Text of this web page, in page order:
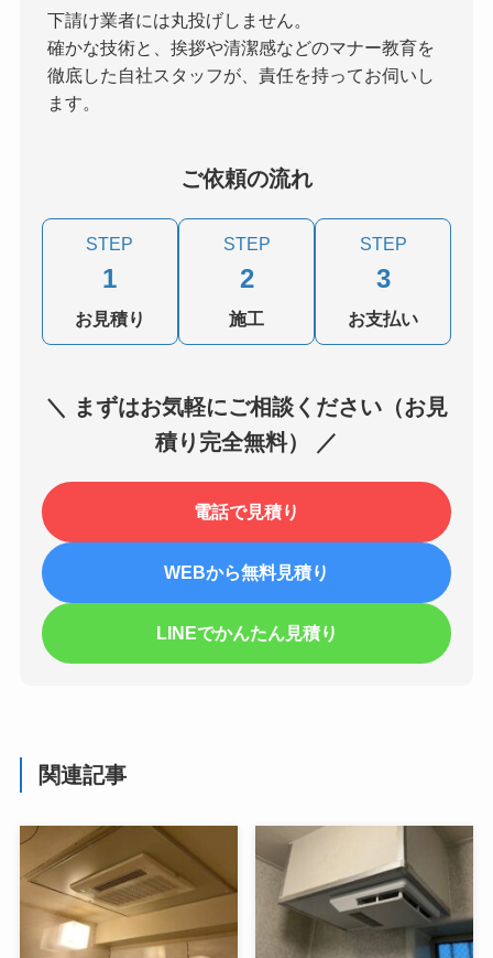
下請け業者には丸投げしません。
確かな技術と、挨拶や清潔感などのマナー教育を
徹底した自社スタッフが、責任を持ってお伺いし
ます。
ご依頼の流れ
STEP
1
お見積り
STEP
2
施工
STEP
3
お支払い
＼ まずはお気軽にご相談ください（お見
積り完全無料） ／
電話で見積り
WEBから無料見積り
LINEでかんたん見積り
関連記事